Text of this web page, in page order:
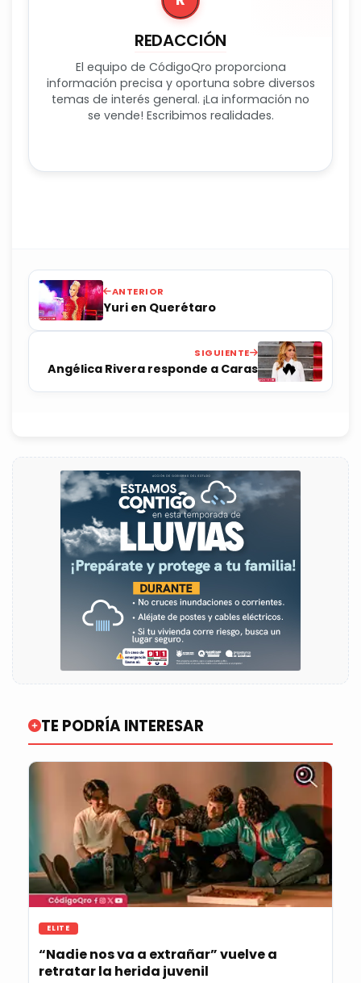
REDACCIÓN
El equipo de CódigoQro proporciona
información precisa y oportuna sobre diversos
temas de interés general. ¡La información no
se vende! Escribimos realidades.
ANTERIOR
Yuri en Querétaro
SIGUIENTE
Angélica Rivera responde a Caras
TE PODRÍA INTERESAR
ELITE
“Nadie nos va a extrañar” vuelve a
retratar la herida juvenil